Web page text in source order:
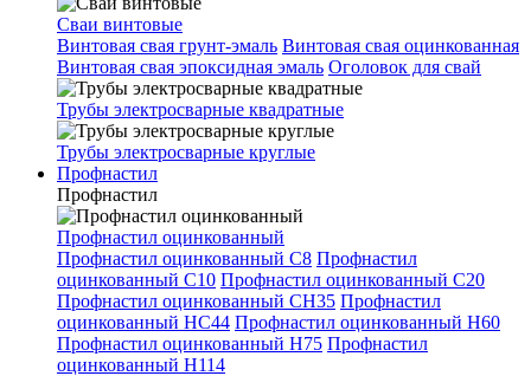
Сваи винтовые
Винтовая свая грунт-эмаль Винтовая свая оцинкованная
Винтовая свая эпоксидная эмаль Оголовок для свай
Трубы электросварные квадратные
Трубы электросварные круглые
Профнастил
Профнастил
Профнастил оцинкованный
Профнастил оцинкованный С8 Профнастил
оцинкованный С10 Профнастил оцинкованный С20
Профнастил оцинкованный СН35 Профнастил
оцинкованный НС44 Профнастил оцинкованный Н60
Профнастил оцинкованный Н75 Профнастил
оцинкованный Н114